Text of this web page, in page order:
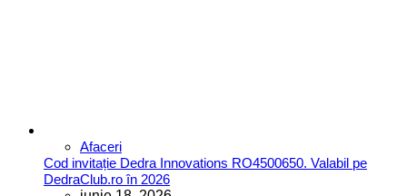
Afaceri
Cod invitație Dedra Innovations RO4500650. Valabil pe
DedraClub.ro în 2026